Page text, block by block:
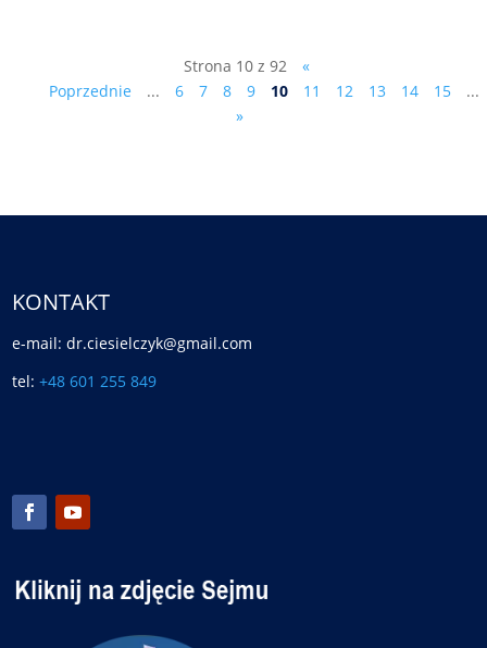
Strona 10 z 92
«
Poprzednie
... 6 7 8 9 10 11 12 13 14 15
...
»
KONTAKT
e-mail: dr.ciesielczyk@gmail.com
tel:+48 601 255 849